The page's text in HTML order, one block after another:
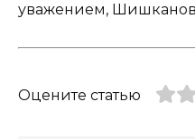
уважением, Шишканов
Оцените статью